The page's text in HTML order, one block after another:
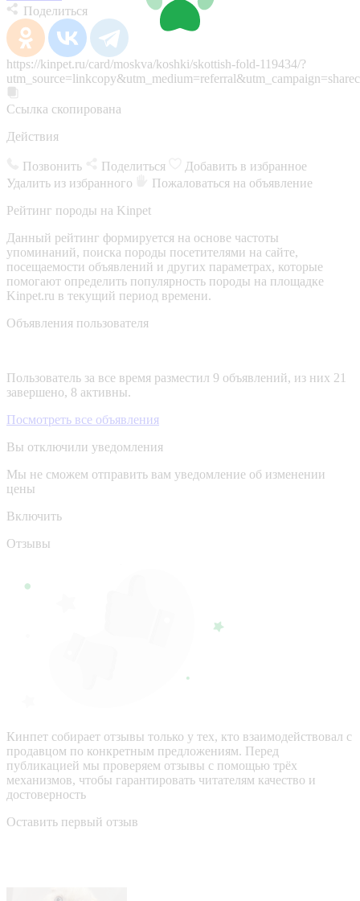
Поделиться
https://kinpet.ru/card/moskva/koshki/skottish-fold-119434/?
Ссылка скопирована
Действия
Позвонить Поделиться
Добавить в избранное
Удалить из избранного
Пожаловаться на объявление
Рейтинг породы на Kinpet
Данный рейтинг формируется на основе частоты
упоминаний, поиска породы посетителями на сайте,
посещаемости объявлений и других параметрах, которые
помогают определить популярность породы на площадке
Kinpet.ru в текущий период времени.
Объявления пользователя
Пользователь за все время разместил 9 объявлений, из них 21
завершено, 8 активны.
Посмотреть все объявления
Вы отключили уведомления
Мы не сможем отправить вам уведомление об изменении
цены
Включить
Отзывы
Кинпет собирает отзывы только у тех, кто взаимодействовал с
продавцом по конкретным предложениям. Перед
публикацией мы проверяем отзывы с помощью трёх
механизмов, чтобы гарантировать читателям качество и
достоверность
Оставить первый отзыв